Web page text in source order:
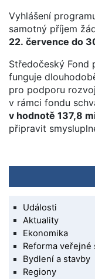
Vyhlášení
samotný příjem
22. července do
Středočeský Fond
funguje
pro podporu
v rámci fondu
v hodnotě 137,8
připravit
Události
Aktuality
Ekonomika
Reforma veřejné
Bydlení a stavby
Regiony